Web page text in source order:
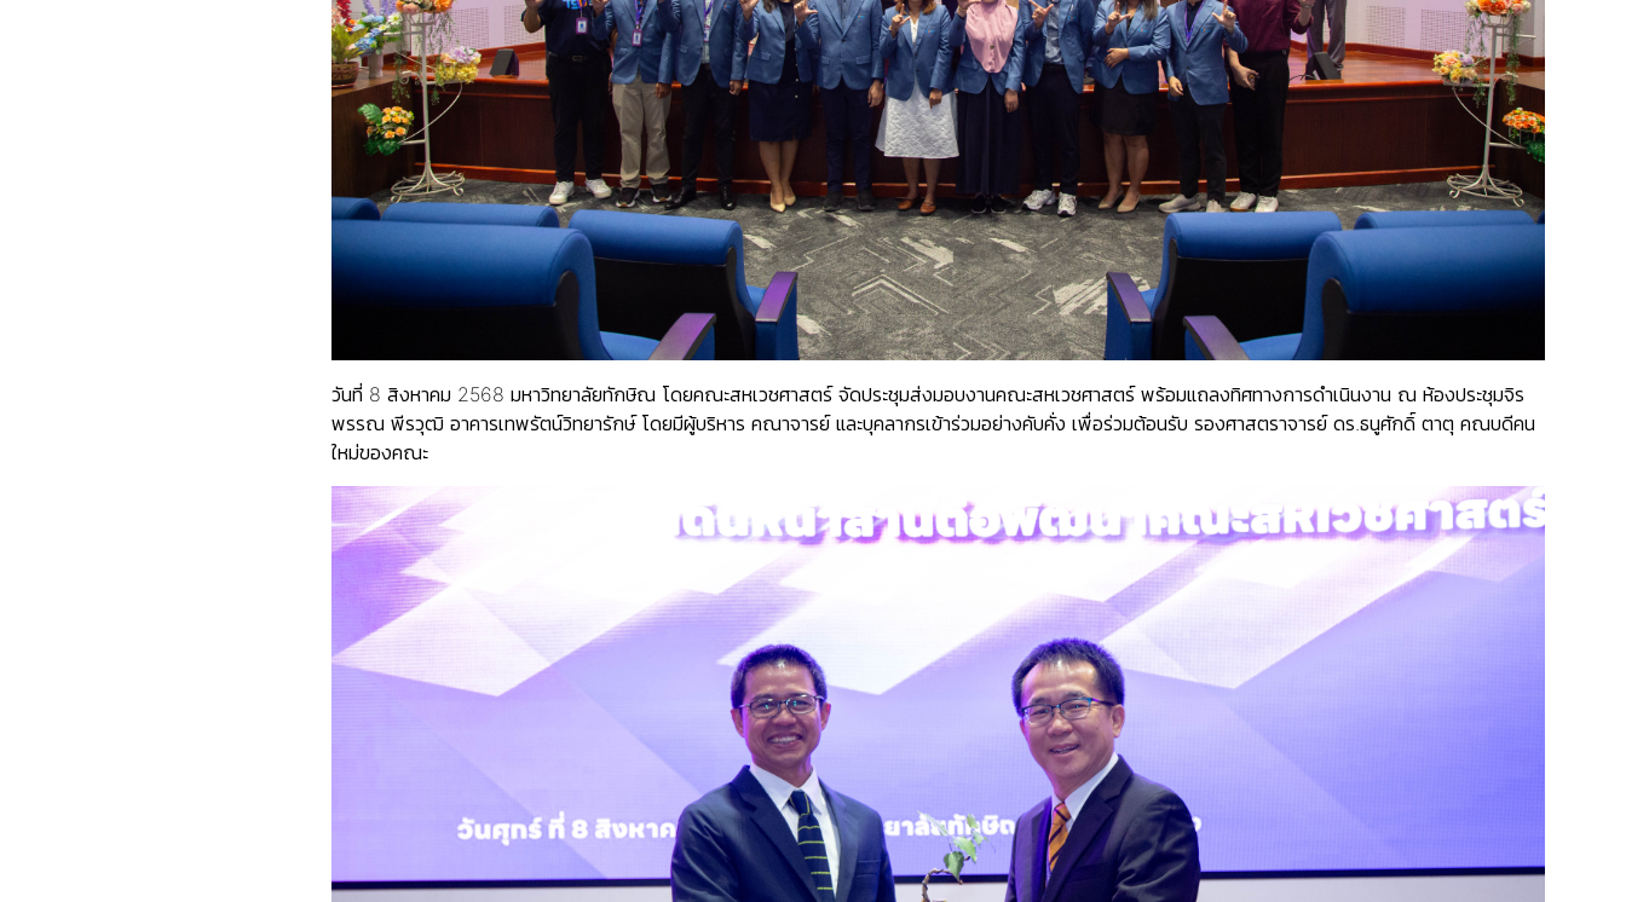
วันที่ 8 สิงหาคม 2568 มหาวิทยาลัยทักษิณ โดยคณะสหเวชศาสตร์ จัดประชุมส่งมอบงานคณะสหเวชศาสตร์ พร้อมแถลงทิศทางการดำเนินงาน ณ ห้องประชุมจิร
พรรณ พีรวุฒิ อาคารเทพรัตน์วิทยารักษ์ โดยมีผู้บริหาร คณาจารย์ และบุคลากรเข้าร่วมอย่างคับคั่ง เพื่อร่วมต้อนรับ รองศาสตราจารย์ ดร.ธนูศักดิ์ ตาตุ คณบดีคน
ใหม่ของคณะ